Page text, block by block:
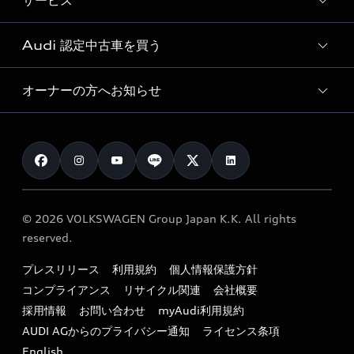
見積もり依頼
試乗予約
e-tronラインアップ
価格シミュレーション
車両比較
カタログ一覧
純正アクセサリー
オンラインショップ
Audi collection
アウディナビアプリ
サービス入庫予約
サービスプログラム
メンテナンス
車検 / 定期点検
e-tronアフターサポート
myAudi
Audi 認定中古車を買う
Audi認定中古車
クオリティ
保証
メンテナンス
ファイナンス
キャンペーン / イベント
買取査定
オーナーの方へお知らせ
お知らせ
オーナー様向けキャンペーン
特定整備適用車一覧
リサイクル法
よくある質問（FAQ）
© 2026 VOLKSWAGEN Group Japan K.K. All rights
reserved.
プレスリリース 利用規約
個人情報保護方針
コンプライアンス
リサイクル関連
会社概要
採用情報
お問い合わせ
myAudi利用規約
AUDI AGからのプライバシー通知
ライセンス条項
English